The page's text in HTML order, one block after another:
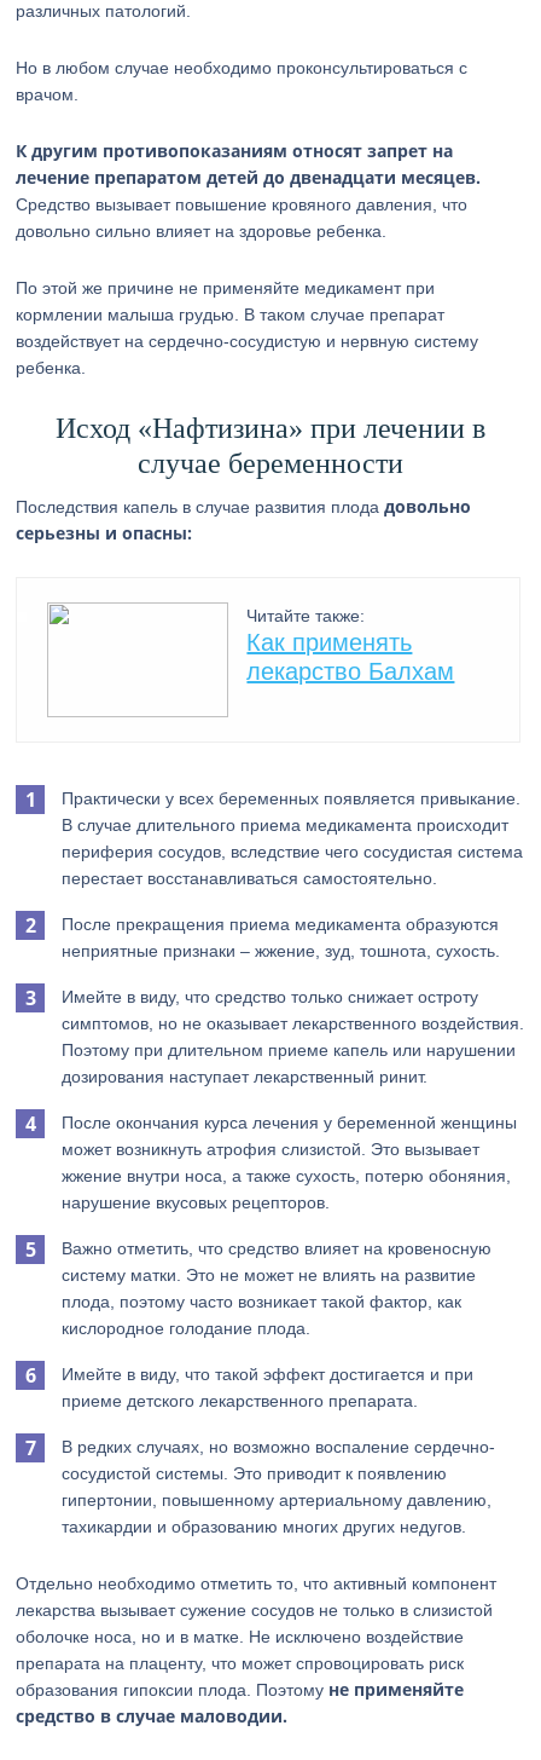
различных патологий.
Но в любом случае необходимо проконсультироваться с
врачом.
К другим противопоказаниям относят запрет на
лечение препаратом детей до двенадцати месяцев.
Средство вызывает повышение кровяного давления, что
довольно сильно влияет на здоровье ребенка.
По этой же причине не применяйте медикамент при
кормлении малыша грудью. В таком случае препарат
воздействует на сердечно-сосудистую и нервную систему
ребенка.
Исход «Нафтизина» при лечении в
случае беременности
Последствия капель в случае развития плодадовольно
серьезны и опасны:
Читайте также:
Как применять
лекарство Балхам
Практически у всех беременных появляется привыкание.
В случае длительного приема медикамента происходит
периферия сосудов, вследствие чего сосудистая система
перестает восстанавливаться самостоятельно.
После прекращения приема медикамента образуются
неприятные признаки – жжение, зуд, тошнота, сухость.
Имейте в виду, что средство только снижает остроту
симптомов, но не оказывает лекарственного воздействия.
Поэтому при длительном приеме капель или нарушении
дозирования наступает лекарственный ринит.
После окончания курса лечения у беременной женщины
может возникнуть атрофия слизистой. Это вызывает
жжение внутри носа, а также сухость, потерю обоняния,
нарушение вкусовых рецепторов.
Важно отметить, что средство влияет на кровеносную
систему матки. Это не может не влиять на развитие
плода, поэтому часто возникает такой фактор, как
кислородное голодание плода.
Имейте в виду, что такой эффект достигается и при
приеме детского лекарственного препарата.
В редких случаях, но возможно воспаление сердечно-
сосудистой системы. Это приводит к появлению
гипертонии, повышенному артериальному давлению,
тахикардии и образованию многих других недугов.
Отдельно необходимо отметить то, что активный компонент
лекарства вызывает сужение сосудов не только в слизистой
оболочке носа, но и в матке. Не исключено воздействие
препарата на плаценту, что может спровоцировать риск
образования гипоксии плода. Поэтому не применяйте
средство в случае маловодии.